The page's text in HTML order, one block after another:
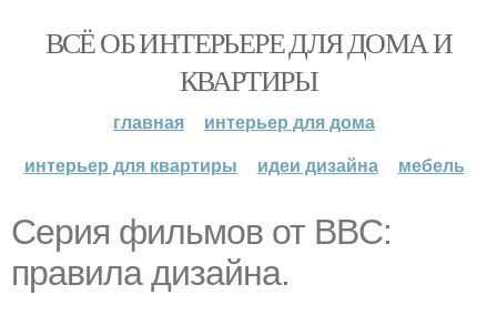
ВСЁ ОБ ИНТЕРЬЕРЕ ДЛЯ ДОМА И
КВАРТИРЫ
главная
интерьер для дома
интерьер для квартиры
идеи дизайна мебель
Серия фильмов от BBC:
правила дизайна.